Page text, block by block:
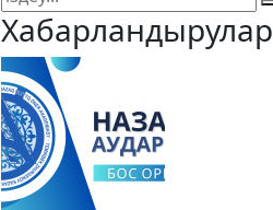
Хабарландырулар